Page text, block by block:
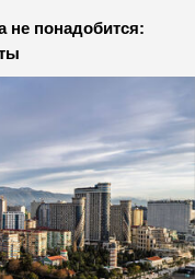
не понадобится: